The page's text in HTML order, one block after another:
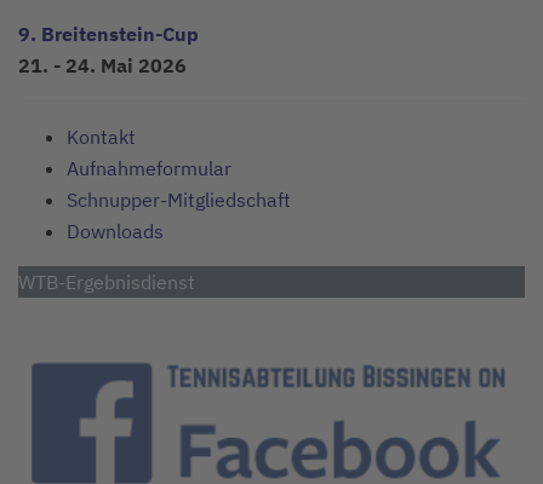
9. Breitenstein-Cup
21. - 24. Mai 2026
Kontakt
Aufnahmeformular
Schnupper-Mitgliedschaft
Downloads
WTB-Ergebnisdienst